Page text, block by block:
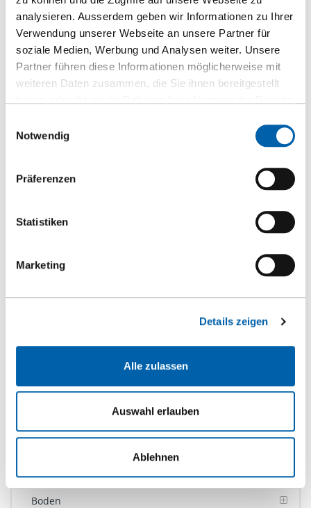
analysieren. Ausserdem geben wir Informationen zu Ihrer
Verwendung unserer Webseite an unsere Partner für
soziale Medien, Werbung und Analysen weiter. Unsere
Partner führen diese Informationen möglicherweise mit
weiteren Daten zusammen, die Sie ihnen bereitgestellt
Notwendig
Präferenzen
Statistiken
Marketing
Details zeigen
Alle zulassen
Auswahl erlauben
Ablehnen
Zur Produktseite
Produktkategorien
Boden